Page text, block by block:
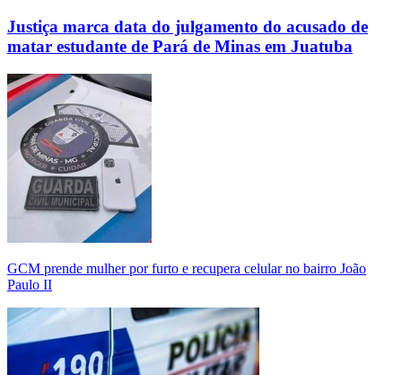
Justiça marca data do julgamento do acusado de
matar estudante de Pará de Minas em Juatuba
GCM prende mulher por furto e recupera celular no bairro João
Paulo II